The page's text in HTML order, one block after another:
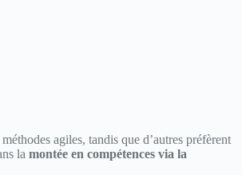
agiles, tandis que d’autres préfèrent
la montée en compétences via la